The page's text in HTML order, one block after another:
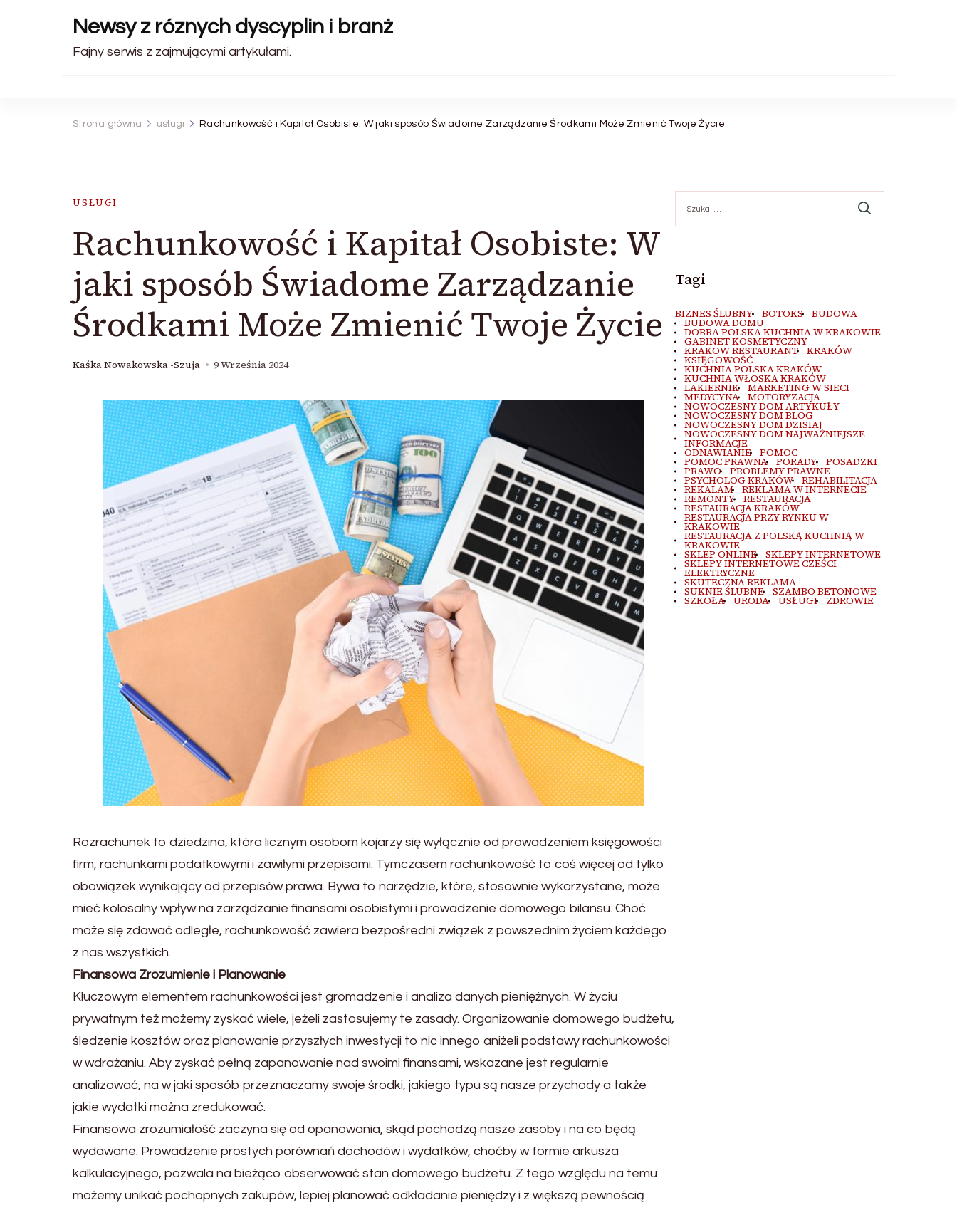
Newsy z róznych dyscyplin i branż
Fajny serwis z zajmującymi artykułami.
Strona główna usługi Rachunkowość i Kapitał Osobiste: W jaki sposób Świadome Zarządzanie Środkami Może Zmienić Twoje Życie
USŁUGI
Rachunkowość i Kapitał Osobiste: W
jaki sposób Świadome Zarządzanie
Środkami Może Zmienić Twoje Życie
Kaśka Nowakowska -Szuja 9 Września 2024
Rozrachunek to dziedzina, która licznym osobom kojarzy się wyłącznie od prowadzeniem księgowości
firm, rachunkami podatkowymi i zawiłymi przepisami. Tymczasem rachunkowość to coś więcej od tylko
obowiązek wynikający od przepisów prawa. Bywa to narzędzie, które, stosownie wykorzystane, może
mieć kolosalny wpływ na zarządzanie finansami osobistymi i prowadzenie domowego bilansu. Choć
może się zdawać odległe, rachunkowość zawiera bezpośredni związek z powszednim życiem każdego
z nas wszystkich.
Finansowa Zrozumienie i Planowanie
Kluczowym elementem rachunkowości jest gromadzenie i analiza danych pieniężnych. W życiu
prywatnym też możemy zyskać wiele, jeżeli zastosujemy te zasady. Organizowanie domowego budżetu,
śledzenie kosztów oraz planowanie przyszłych inwestycji to nic innego aniżeli podstawy rachunkowości
w wdrażaniu. Aby zyskać pełną zapanowanie nad swoimi finansami, wskazane jest regularnie
analizować, na w jaki sposób przeznaczamy swoje środki, jakiego typu są nasze przychody a także
jakie wydatki można zredukować.
Finansowa zrozumiałość zaczyna się od opanowania, skąd pochodzą nasze zasoby i na co będą
wydawane. Prowadzenie prostych porównań dochodów i wydatków, choćby w formie arkusza
kalkulacyjnego, pozwala na bieżąco obserwować stan domowego budżetu. Z tego względu na temu
możemy unikać pochopnych zakupów, lepiej planować odkładanie pieniędzy i z większą pewnością
Tagi
BIZNES ŚLUBNY BOTOKS BUDOWA
BUDOWA DOMU
DOBRA POLSKA KUCHNIA W KRAKOWIE
GABINET KOSMETYCZNY
KRAKOW RESTAURANT KRAKÓW
KSIĘGOWOŚĆ
KUCHNIA POLSKA KRAKÓW
KUCHNIA WŁOSKA KRAKÓW
LAKIERNIK MARKETING W SIECI
MEDYCYNA MOTORYZACJA
NOWOCZESNY DOM ARTYKUŁY
NOWOCZESNY DOM BLOG
NOWOCZESNY DOM DZISIAJ
NOWOCZESNY DOM NAJWAŻNIEJSZE
INFORMACJE
ODNAWIANIE POMOC
POMOC PRAWNA PORADY POSADZKI
PRAWO PROBLEMY PRAWNE
PSYCHOLOG KRAKÓW REHABILITACJA
REKALAM REKLAMA W INTERNECIE
REMONTY RESTAURACJA
RESTAURACJA KRAKÓW
RESTAURACJA PRZY RYNKU W
KRAKOWIE
RESTAURACJA Z POLSKĄ KUCHNIĄ W
KRAKOWIE
SKLEP ONLINE SKLEPY INTERNETOWE
SKLEPY INTERNETOWE CZEŚCI
ELEKTRYCZNE
SKUTECZNA REKLAMA
SUKNIE ŚLUBNE SZAMBO BETONOWE
SZKOŁA URODA USŁUGI ZDROWIE